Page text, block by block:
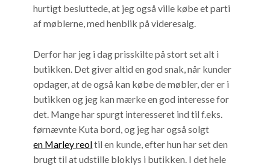
hurtigt besluttede, at jeg også ville købe et parti
af møblerne, med henblik på videresalg.
Derfor har jeg i dag prisskilte på stort set alt i
butikken. Det giver altid en god snak, når kunder
opdager, at de også kan købe de møbler, der er i
butikken og jeg kan mærke en god interesse for
det. Mange har spurgt interesseret ind til f.eks.
førnævnte Kuta bord, og jeg har også solgt
en Marley reoltil en kunde, efter hun har set den
brugt til at udstille bloklys i butikken. I det hele